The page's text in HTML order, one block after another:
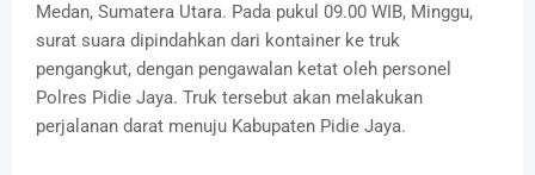
Medan, Sumatera Utara. Pada pukul 09.00 WIB, Minggu,
surat suara dipindahkan dari kontainer ke truk
pengangkut, dengan pengawalan ketat oleh personel
Polres Pidie Jaya. Truk tersebut akan melakukan
perjalanan darat menuju Kabupaten Pidie Jaya.